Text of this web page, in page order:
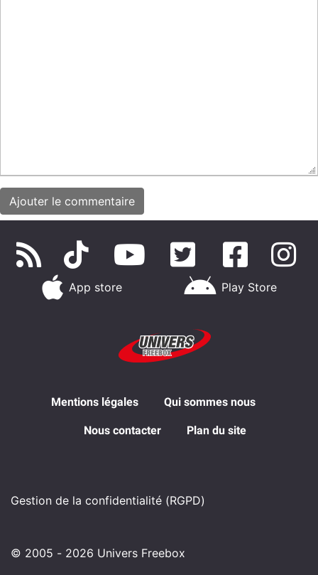
App store Play Store
Mentions légales Qui sommes nous
Nous contacter Plan du site
Gestion de la confidentialité (RGPD)
© 2005 - 2026 Univers Freebox